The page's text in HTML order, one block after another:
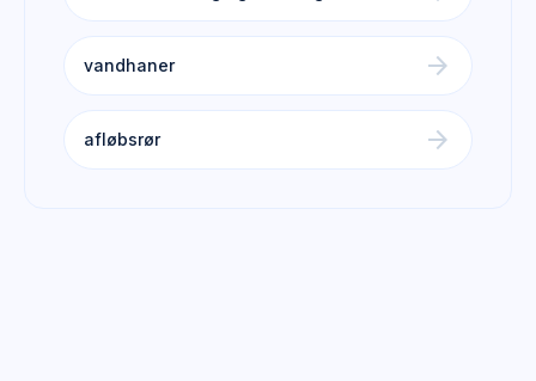
vandhaner arrow_forward
afløbsrør arrow_forward